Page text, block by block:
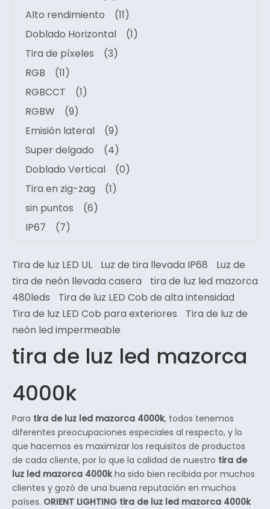
Alto rendimiento
(11)
Doblado Horizontal
(1)
Tira de píxeles
(3)
RGB
(11)
RGBCCT
(1)
RGBW
(9)
Emisión lateral
(9)
Super delgado
(4)
Doblado Vertical
(0)
Tira en zig-zag
(1)
sin puntos
(6)
IP67
(7)
Tira de luz LED UL Luz de tira llevada IP68
Luz de
tira de neón llevada casera
tira de luz led mazorca
480leds
Tira de luz LED Cob de alta intensidad
Tira de luz LED Cob para exteriores
Tira de luz de
neón led impermeable
tira de luz led mazorca
4000k
Para tira de luz led mazorca 4000k, todos tenemos
diferentes preocupaciones especiales al respecto, y lo
que hacemos es maximizar los requisitos de productos
de cada cliente, por lo que la calidad de nuestro tira de
luz led mazorca 4000kha sido bien recibida por muchos
clientes y gozó de una buena reputación en muchos
países. ORIENT LIGHTING tira de luz led mazorca 4000k